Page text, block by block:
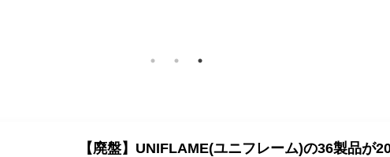
【廃盤】UNIFLAME(ユニフレーム)の36製品が